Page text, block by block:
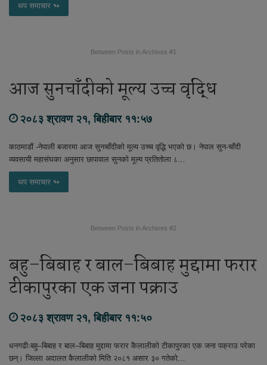
थप समाचार ↬
Between Posts in Archives #1
आज सुनचाँदीको मूल्य उच्च वृद्धि
२०८३ श्रावण २१, बिहीबार ११:५७
काठमाडौं -नेपाली बजारमा आज सुनचाँदीको मूल्य उच्च वृद्धि भएको छ। नेपाल सुन-चाँदी
व्यवसायी महासंघका अनुसार छापावाल सुनको मूल्य प्रतितोला ८…
थप समाचार ↬
Between Posts in Archives #2
बहु–बिबाह र बाल–बिबाह मुद्दामा फरार
टीकापुरका एक जना पक्राउ
२०८३ श्रावण २१, बिहीबार ११:५०
धनगढीःबहु–बिबाह र बाल–बिबाह मुद्दामा फरार कैलालीको टीकापुरका एक जना पक्राउ परेका
छन्। जिल्ला अदालत कैलालीको मिति २०८१ असार ३० गतेको…